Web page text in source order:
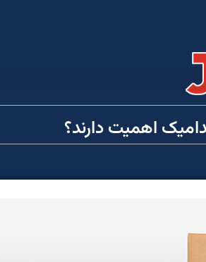
اهمیت دارند؟